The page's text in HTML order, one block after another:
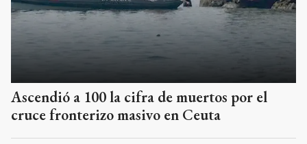
Ascendió a 100 la cifra de muertos por el
cruce fronterizo masivo en Ceuta